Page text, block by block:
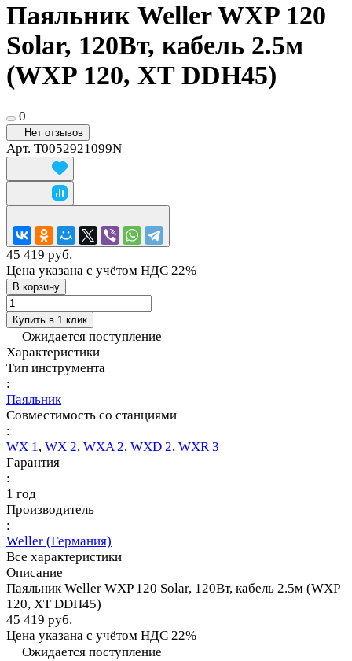
Паяльник Weller WXP 120
Solar, 120Вт, кабель 2.5м
(WXP 120, XT DDH45)
0
Нет отзывов
Арт. T0052921099N
45 419 руб.
Цена указана с учётом НДС 22%
В корзину
Купить в 1 клик
Ожидается поступление
Характеристики
Тип инструмента
:
Паяльник
Совместимость со станциями
:
WX 1, WX 2, WXA 2, WXD 2, WXR 3
Гарантия
:
1 год
Производитель
:
Weller (Германия)
Все характеристики
Описание
Паяльник Weller WXP 120 Solar, 120Вт, кабель 2.5м (WXP
120, XT DDH45)
45 419 руб.
Цена указана с учётом НДС 22%
Ожидается поступление